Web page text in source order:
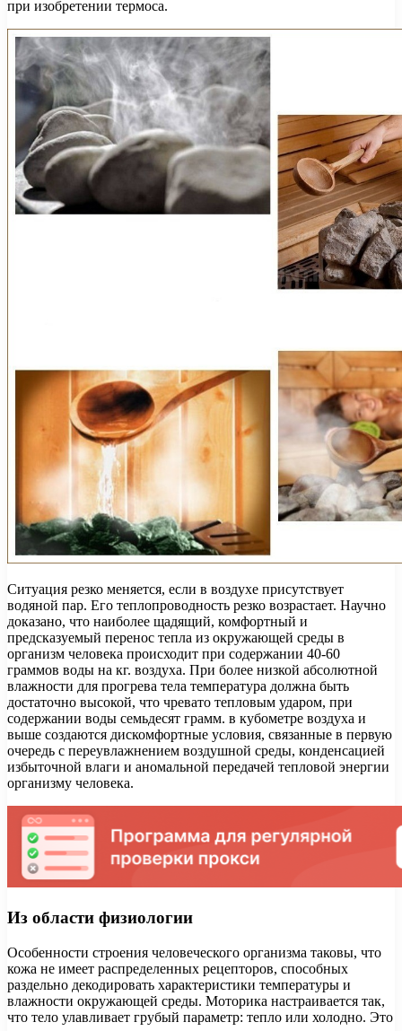
при изобретении термоса.
Ситуация резко меняется, если в воздухе присутствует
водяной пар. Его теплопроводность резко возрастает. Научно
доказано, что наиболее щадящий, комфортный и
предсказуемый перенос тепла из окружающей среды в
организм человека происходит при содержании 40-60
граммов воды на кг. воздуха. При более низкой абсолютной
влажности для прогрева тела температура должна быть
достаточно высокой, что чревато тепловым ударом, при
содержании воды семьдесят грамм. в кубометре воздуха и
выше создаются дискомфортные условия, связанные в первую
очередь с переувлажнением воздушной среды, конденсацией
избыточной влаги и аномальной передачей тепловой энергии
организму человека.
Из области физиологии
Особенности строения человеческого организма таковы, что
кожа не имеет распределенных рецепторов, способных
раздельно декодировать характеристики температуры и
влажности окружающей среды. Моторика настраивается так,
что тело улавливает грубый параметр: тепло или холодно. Это